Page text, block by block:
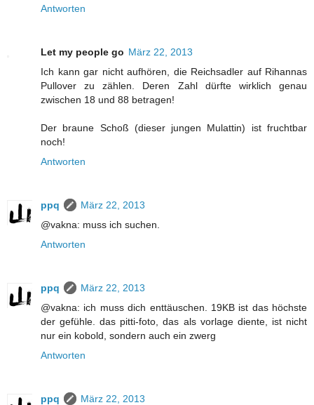
Antworten
Let my people go März 22, 2013
Ich kann gar nicht aufhören, die Reichsadler auf Rihannas
Pullover zu zählen. Deren Zahl dürfte wirklich genau
zwischen 18 und 88 betragen!
Der braune Schoß (dieser jungen Mulattin) ist fruchtbar
noch!
Antworten
ppq
März 22, 2013
@vakna: muss ich suchen.
Antworten
ppq
März 22, 2013
@vakna: ich muss dich enttäuschen. 19KB ist das höchste
der gefühle. das pitti-foto, das als vorlage diente, ist nicht
nur ein kobold, sondern auch ein zwerg
Antworten
ppq
März 22, 2013